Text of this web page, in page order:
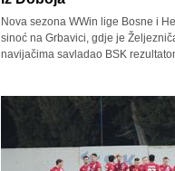
Nova sezona WWin lige Bosne i
sinoć na Grbavici, gdje je
navijačima savladao BSK